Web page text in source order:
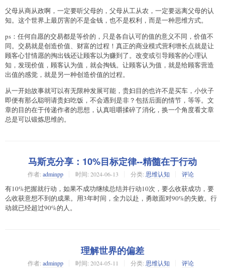
父母从商从政啊，一定要听父母的，父母从工从农，一定要远离父母的认
知。这个世界上最厉害的不是金钱，也不是权利，而是一种思维方式。
ps：任何自愿的交易都是等价的，只是各自认可的值的意义不同，价值不
同。交易就是创造价值、财富的过程！真正的商业模式营利增长点就是让
顾客心甘情愿的掏出钱还让顾客以为赚到了。改变或引导顾客的心理认
知，发现价值，顾客认为值，就会掏钱。让顾客认为值，就是给顾客营造
出值的感觉，就是另一种创造价值的过程。
从一开始故事就可以有无限种发展可能，贵妇目的也许不是买车，小伙子
即便有那么聪明请贵妇吃饭，不会遇到是非？包括后面的情节，等等。文
章的目的在于传递作者的思想，认真咀嚼揉碎了消化，换一个角度看文章
总是可以锻炼思维的。
马斯克分享：10%目标定律--精髓在于行动
作者: adminpp 时间: 2024-06-13 分类: 思维认知 评论
有10%把握就行动，如果不成功继续总结并行动10次，要么收获成功，要
么收获意想不到的成果。用3年时间，全力以赴，勇敢面对90%的失败。行
动就已经超过90%的人。
理解世界的偏差
作者: adminpp 时间: 2024-05-11 分类: 思维认知 评论